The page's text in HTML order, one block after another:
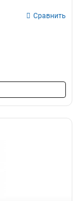
Сравнить